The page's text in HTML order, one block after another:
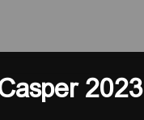
2023